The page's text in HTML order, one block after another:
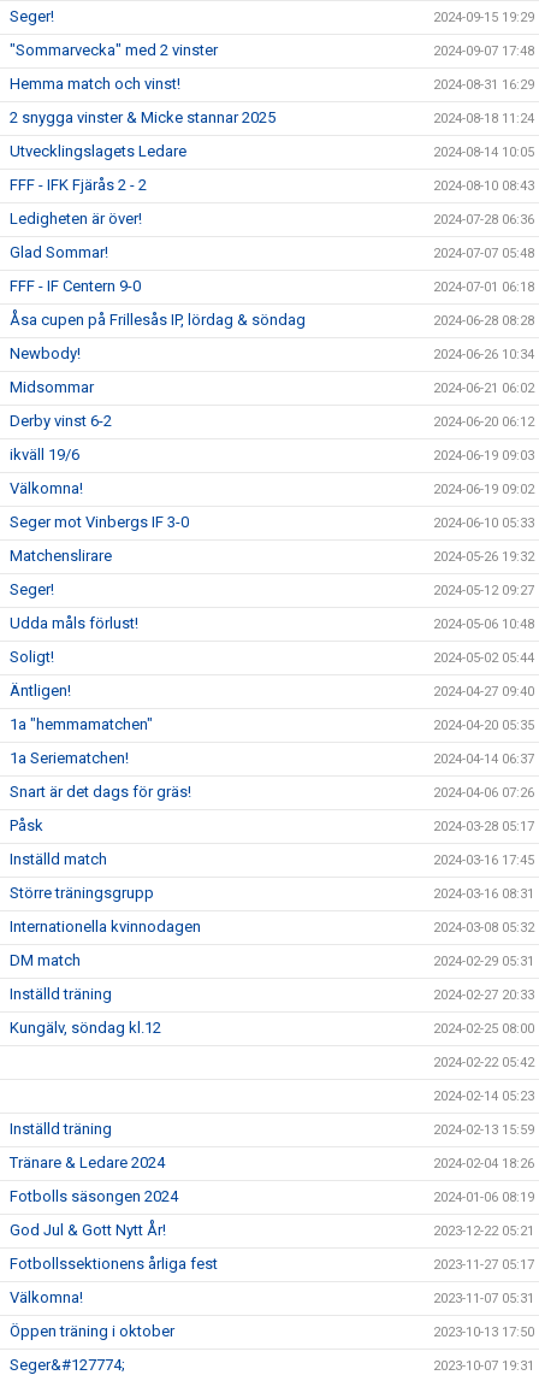
Seger! 2024-09-15 19:29
"Sommarvecka" med 2 vinster 2024-09-07 17:48
Hemma match och vinst! 2024-08-31 16:29
2 snygga vinster & Micke stannar 2025 2024-08-18 11:24
Utvecklingslagets Ledare 2024-08-14 10:05
FFF - IFK Fjärås 2 - 2 2024-08-10 08:43
Ledigheten är över! 2024-07-28 06:36
Glad Sommar! 2024-07-07 05:48
FFF - IF Centern 9-0 2024-07-01 06:18
Åsa cupen på Frillesås IP, lördag & söndag 2024-06-28 08:28
Newbody! 2024-06-26 10:34
Midsommar 2024-06-21 06:02
Derby vinst 6-2 2024-06-20 06:12
ikväll 19/6 2024-06-19 09:03
Välkomna! 2024-06-19 09:02
Seger mot Vinbergs IF 3-0 2024-06-10 05:33
Matchenslirare 2024-05-26 19:32
Seger! 2024-05-12 09:27
Udda måls förlust! 2024-05-06 10:48
Soligt! 2024-05-02 05:44
Äntligen! 2024-04-27 09:40
1a "hemmamatchen" 2024-04-20 05:35
1a Seriematchen! 2024-04-14 06:37
Snart är det dags för gräs! 2024-04-06 07:26
Påsk 2024-03-28 05:17
Inställd match 2024-03-16 17:45
Större träningsgrupp 2024-03-16 08:31
Internationella kvinnodagen 2024-03-08 05:32
DM match 2024-02-29 05:31
Inställd träning 2024-02-27 20:33
Kungälv, söndag kl.12 2024-02-25 08:00
2024-02-22 05:42
2024-02-14 05:23
Inställd träning 2024-02-13 15:59
Tränare & Ledare 2024 2024-02-04 18:26
Fotbolls säsongen 2024 2024-01-06 08:19
God Jul & Gott Nytt År! 2023-12-22 05:21
Fotbollssektionens årliga fest 2023-11-27 05:17
Välkomna! 2023-11-07 05:31
Öppen träning i oktober 2023-10-13 17:50
Seger&#127774; 2023-10-07 19:31